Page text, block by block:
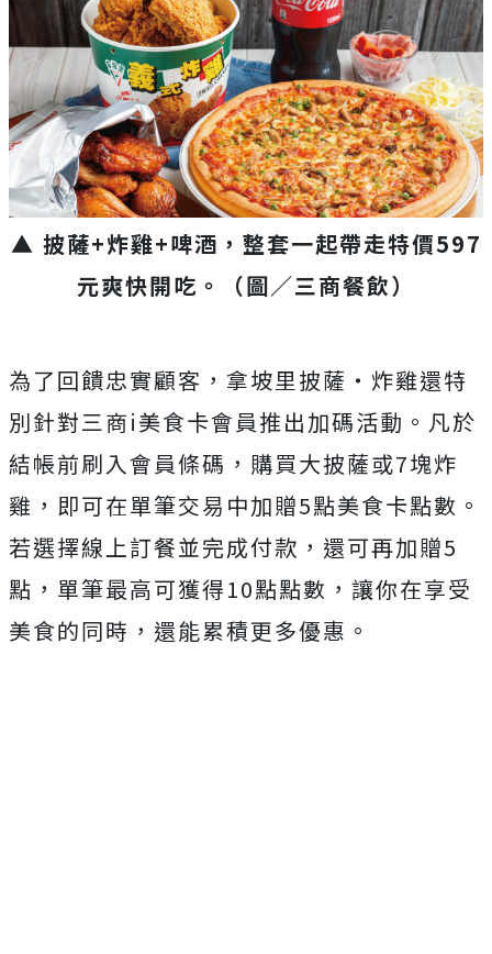
▲ 披薩+炸雞+啤酒，整套一起帶走特價597
元爽快開吃。（圖／三商餐飲）
為了回饋忠實顧客，拿坡里披薩‧炸雞還特
別針對三商i美食卡會員推出加碼活動。凡於
結帳前刷入會員條碼，購買大披薩或7塊炸
雞，即可在單筆交易中加贈5點美食卡點數。
若選擇線上訂餐並完成付款，還可再加贈5
點，單筆最高可獲得10點點數，讓你在享受
美食的同時，還能累積更多優惠。